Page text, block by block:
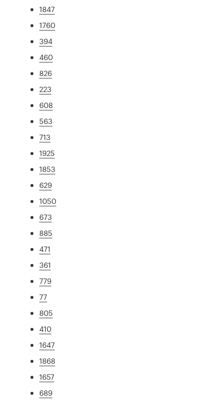
1847
1760
394
460
826
223
608
563
713
1925
1853
629
1050
673
885
471
361
779
77
805
410
1647
1868
1657
689